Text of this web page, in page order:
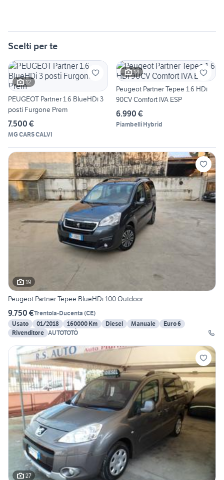
Scelti per te
12
PEUGEOT Partner 1.6 BlueHDi 3
posti Furgone Prem
7.500 €
MG CARS CALVI
14
Peugeot Partner Tepee 1.6 HDi
90CV Comfort IVA ESP
6.990 €
Piambelli Hybrid
19
Peugeot Partner Tepee BlueHDi 100 Outdoor
9.750 €Trentola-Ducenta (CE)
Usato
01/2018 160000 Km Diesel Manuale
Euro 6
Rivenditore AUTOTOTÒ
27